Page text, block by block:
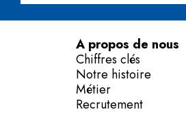
A propos de nous
Chiffres clés
Notre histoire
Métier
Recrutement